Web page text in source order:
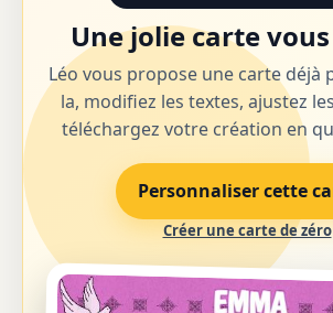
Une jolie carte
Léo vous propose une carte déjà
la, modifiez les textes, ajustez
téléchargez votre création en
Personnaliser cette
Créer une carte de zéro